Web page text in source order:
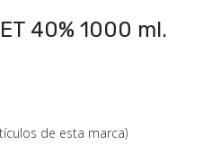
40% 1000 ml.
de esta marca)